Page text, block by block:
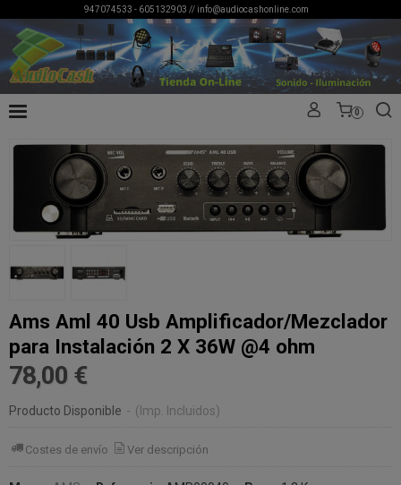
947074533 - 605132903 // info@audiocashonline.com
0
Ams Aml 40 Usb Amplificador/Mezclador
para Instalación 2 X 36W @4 ohm
78,00 €
Producto Disponible - (Imp. Incluidos)
Costes de envío Ver descripción